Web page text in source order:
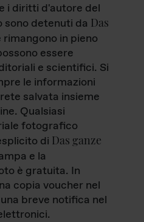
i diritti d'autore del
detenuti da Das
rimangono in pieno
essere
e scientifici. Si
le informazioni
salvata insieme
Qualsiasi
fotografico
di Das ganze
e la
è gratuita. In
copia voucher nel
breve notifica nel